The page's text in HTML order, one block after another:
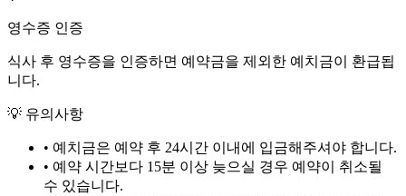
영수증 인증
식사 후 영수증을 인증하면 예약금을 제외한 예치금이 환급됩
니다.
💡 유의사항
• 예치금은 예약 후 24시간 이내에 입금해주셔야 합니다.
• 예약 시간보다 15분 이상 늦으실 경우 예약이 취소될
수 있습니다.